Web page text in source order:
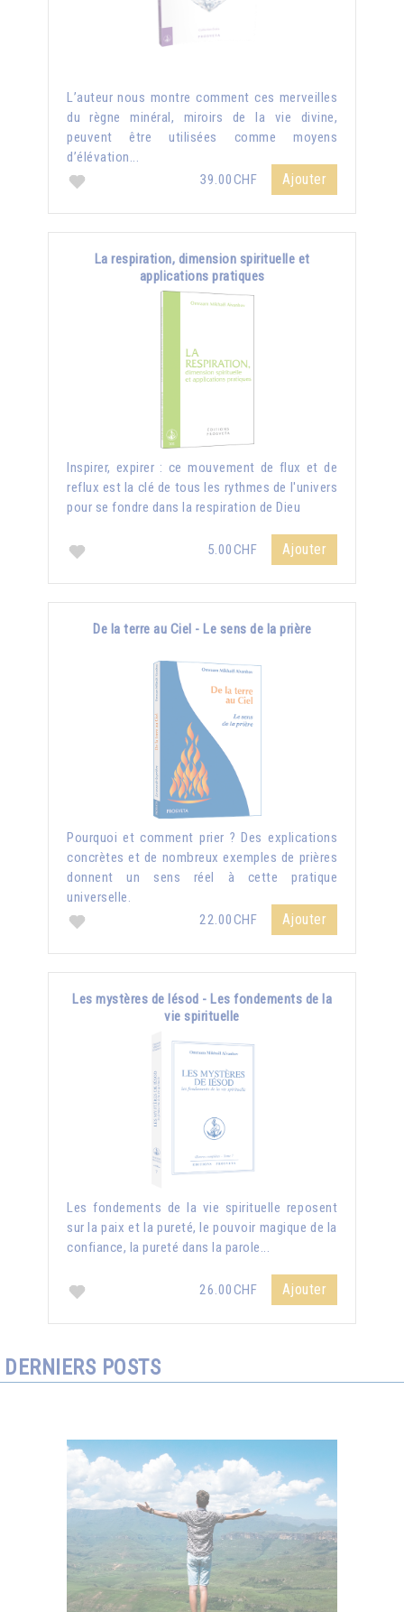
L’auteur nous montre comment ces merveilles
du règne minéral, miroirs de la vie divine,
peuvent être utilisées comme moyens
d’élévation...
39.00CHF
Ajouter
La respiration, dimension spirituelle et
applications pratiques
Inspirer, expirer : ce mouvement de flux et de
reflux est la clé de tous les rythmes de l'univers
pour se fondre dans la respiration de Dieu
5.00CHF Ajouter
De la terre au Ciel - Le sens de la prière
Pourquoi et comment prier ? Des explications
concrètes et de nombreux exemples de prières
donnent un sens réel à cette pratique
universelle.
22.00CHF
Ajouter
Les mystères de Iésod - Les fondements de la
vie spirituelle
Les fondements de la vie spirituelle reposent
sur la paix et la pureté, le pouvoir magique de la
confiance, la pureté dans la parole...
26.00CHF Ajouter
DERNIERS POSTS